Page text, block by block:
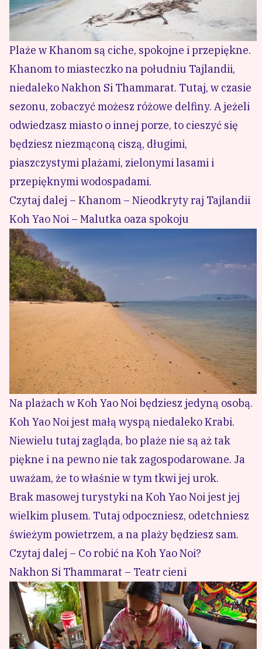
Plaże w Khanom są ciche, spokojne i przepiękne.
Khanom to miasteczko na południu Tajlandii,
niedaleko Nakhon Si Thammarat. Tutaj, w czasie
sezonu, zobaczyć możesz różowe delfiny. A jeżeli
odwiedzasz miasto o innej porze, to cieszyć się
będziesz niezmąconą ciszą, długimi,
piaszczystymi plażami, zielonymi lasami i
przepięknymi wodospadami.
Czytaj dalej – Khanom – Nieodkryty raj Tajlandii
Koh Yao Noi – Malutka oaza spokoju
Na plażach w Koh Yao Noi będziesz jedyną osobą.
Koh Yao Noi jest małą wyspą niedaleko Krabi.
Niewielu tutaj zagląda, bo plaże nie są aż tak
piękne i na pewno nie tak zagospodarowane. Ja
uważam, że to właśnie w tym tkwi jej urok.
Brak masowej turystyki na Koh Yao Noi jest jej
wielkim plusem. Tutaj odpoczniesz, odetchniesz
świeżym powietrzem, a na plaży będziesz sam.
Czytaj dalej – Co robić na Koh Yao Noi?
Nakhon Si Thammarat – Teatr cieni